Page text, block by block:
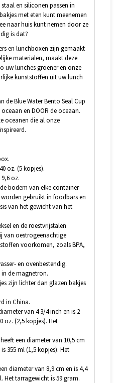
en siliconen passen in
met eten kunt meenemen
naar huis kunt nemen door ze
is dat?
en lunchboxen zijn gemaakt
materialen, maakt deze
uw lunches groener en onze
kunststoffen uit uw lunch
de Blue Water Bento Seal Cup
en DOOR de oceaan.
oceanen die al onze
oz. (5 kopjes).
oz.
bodem van elke container
gebruikt in foodbars en
van het gewicht van het
en de roestvrijstalen
van oestrogeenachtige
voorkomen, zoals BPA,
en ovenbestendig.
de magnetron.
zijn lichter dan glazen bakjes
in China.
van 4 3/4 inch en is 2
oz. (2,5 kopjes). Het
een diameter van 10,5 cm
355 ml (1,5 kopjes). Het
diameter van 8,9 cm en is 4,4
Het tarragewicht is 59 gram.